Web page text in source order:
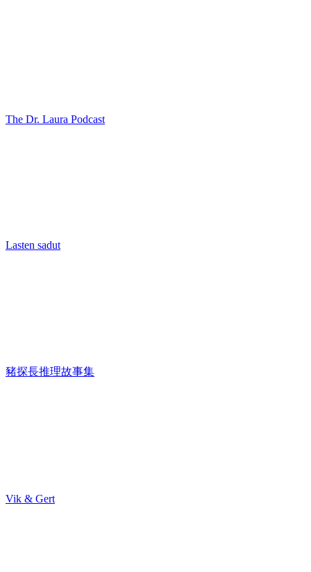
The Dr. Laura Podcast
Lasten sadut
豬探長推理故事集
Vik & Gert